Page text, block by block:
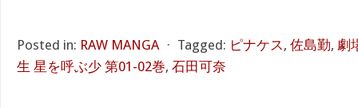
Posted in: RAW MANGA ⋅ Tagged: ピナケス, 佐島勤, 劇
生 星を呼ぶ少 第01-02巻, 石田可奈